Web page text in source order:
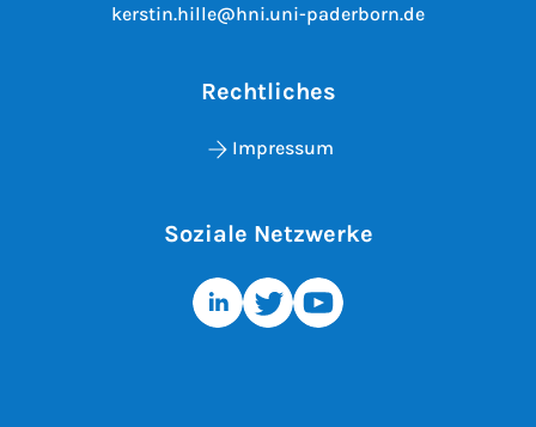
kerstin.hille@hni.uni-paderborn.de
Rechtliches
Impressum
Soziale Netzwerke